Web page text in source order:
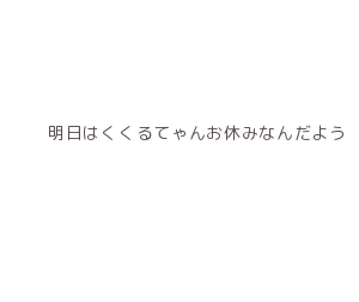
明日はくくるてゃんお休みなんだよう